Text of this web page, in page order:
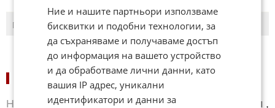
ПОСЛЕДНИ ПЪРВИ
НОВИНИ ПО СПОРТОВЕ:
Новини Бг футбол ,Новини Световен футбол ,
Ние и нашите партньори използваме
бисквитки и подобни технологии, за
да съхраняваме и получаваме достъп
до информация на вашето устройство
и да обработваме лични данни, като
вашия IP адрес, уникални
идентификатори и данни за